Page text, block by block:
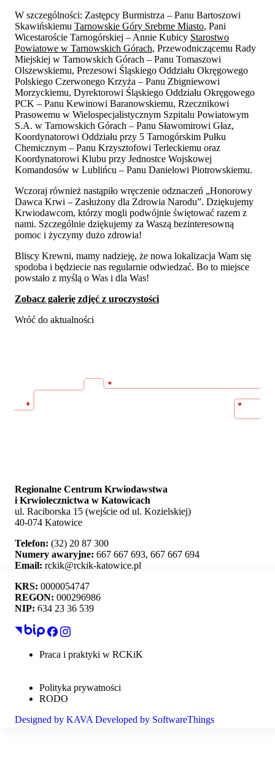
Ta strona używa plików cookie i umożliwia wybór,
W szczególności: Zastępcy Burmistrza – Panu Bartoszowi
Skawińskiemu Tarnowskie Góry Srebrne Miasto, Pani
Wicestaroście Tarnogórskiej – Annie Kubicy Starostwo
Powiatowe w Tarnowskich Górach, Przewodniczącemu Rady
Miejskiej w Tarnowskich Górach – Panu Tomaszowi
Olszewskiemu, Prezesowi Śląskiego Oddziału Okręgowego
Polskiego Czerwonego Krzyża – Panu Zbigniewowi
Morzyckiemu, Dyrektorowi Śląskiego Oddziału Okręgowego
PCK – Panu Kewinowi Baranowskiemu, Rzecznikowi
Prasowemu w Wielospecjalistycznym Szpitalu Powiatowym
S.A. w Tarnowskich Górach – Panu Sławomirowi Głaz,
Koordynatorowi Oddziału przy 5 Tarnogórskim Pułku
Chemicznym – Panu Krzysztofowi Terleckiemu oraz
Koordynatorowi Klubu przy Jednostce Wojskowej
Komandosów w Lublińcu – Panu Danielowi Piotrowskiemu.
Wczoraj również nastąpiło wręczenie odznaczeń „Honorowy
Dawca Krwi – Zasłużony dla Zdrowia Narodu”. Dziękujemy
Krwiodawcom, którzy mogli podwójnie świętować razem z
nami. Szczególnie dziękujemy za Waszą bezinteresowną
pomoc i życzymy dużo zdrowia!
Bliscy Krewni, mamy nadzieję, że nowa lokalizacja Wam się
spodoba i będziecie nas regularnie odwiedzać. Bo to miejsce
powstało z myślą o Was i dla Was!
Zobacz galerię zdjęć z uroczystości
Wróć do aktualności
Regionalne Centrum Krwiodawstwa
i Krwiolecznictwa w Katowicach
ul. Raciborska 15 (wejście od ul. Kozielskiej)
40-074 Katowice
Telefon: (32) 20 87 300
Numery awaryjne: 667 667 693, 667 667 694
Email: rckik@rckik-katowice.pl
KRS: 0000054747
REGON: 000296986
NIP: 634 23 36 539
Praca i praktyki w RCKiK
Polityka prywatności
RODO
Designed by KAVA Developed by SoftwareThings